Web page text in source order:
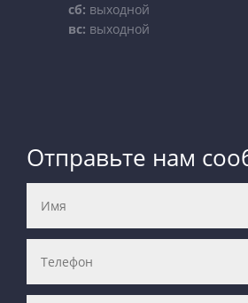
сб: выходной
вс: выходной
Отправьте нам